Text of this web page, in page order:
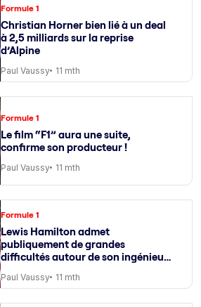
Formule 1
Christian Horner bien lié à un deal
à 2,5 milliards sur la reprise
d’Alpine
Paul Vaussy 11 mth
Formule 1
Le film “F1” aura une suite,
confirme son producteur !
Paul Vaussy 11 mth
Formule 1
Lewis Hamilton admet
publiquement de grandes
difficultés autour de son ingénieur
Paul Vaussy 11 mth